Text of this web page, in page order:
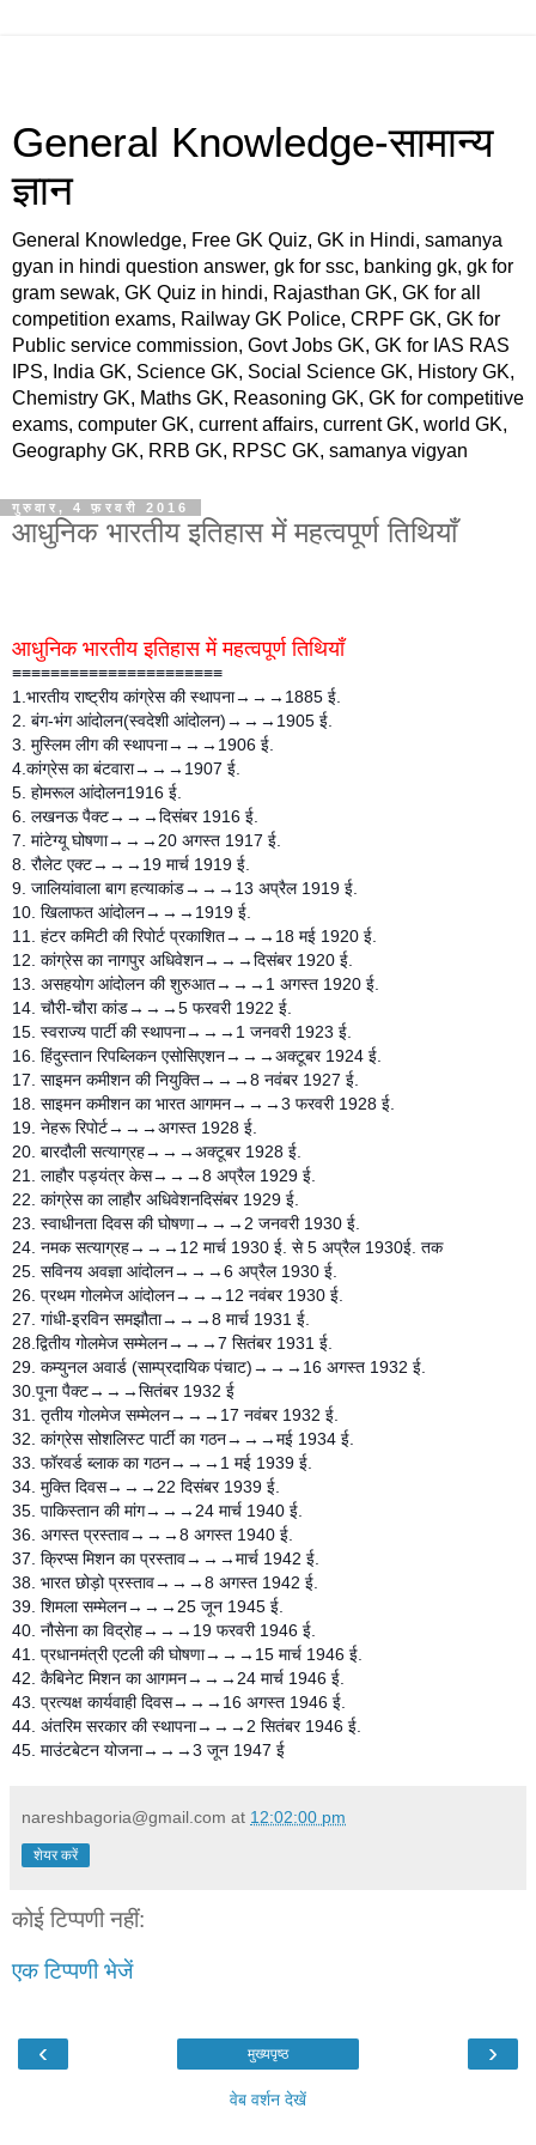
General Knowledge-सामान्य
ज्ञान
General Knowledge, Free GK Quiz, GK in Hindi, samanya
gyan in hindi question answer, gk for ssc, banking gk, gk for
gram sewak, GK Quiz in hindi, Rajasthan GK, GK for all
competition exams, Railway GK Police, CRPF GK, GK for
Public service commission, Govt Jobs GK, GK for IAS RAS
IPS, India GK, Science GK, Social Science GK, History GK,
Chemistry GK, Maths GK, Reasoning GK, GK for competitive
exams, computer GK, current affairs, current GK, world GK,
Geography GK, RRB GK, RPSC GK, samanya vigyan
गुरुवार, 4 फ़रवरी 2016
आधुनिक भारतीय इतिहास में महत्वपूर्ण तिथियाँ
आधुनिक भारतीय इतिहास में महत्वपूर्ण तिथियाँ
≡≡≡≡≡≡≡≡≡≡≡≡≡≡≡≡≡≡≡≡≡≡
1.भारतीय राष्ट्रीय कांग्रेस की स्थापना→→→1885 ई.
2. बंग-भंग आंदोलन(स्वदेशी आंदोलन)→→→1905 ई.
3. मुस्लिम लीग की स्थापना→→→1906 ई.
4.कांग्रेस का बंटवारा→→→1907 ई.
5. होमरूल आंदोलन1916 ई.
6. लखनऊ पैक्ट→→→दिसंबर 1916 ई.
7. मांटेग्यू घोषणा→→→20 अगस्त 1917 ई.
8. रौलेट एक्ट→→→19 मार्च 1919 ई.
9. जालियांवाला बाग हत्याकांड→→→13 अप्रैल 1919 ई.
10. खिलाफत आंदोलन→→→1919 ई.
11. हंटर कमिटी की रिपोर्ट प्रकाशित→→→18 मई 1920 ई.
12. कांग्रेस का नागपुर अधिवेशन→→→दिसंबर 1920 ई.
13. असहयोग आंदोलन की शुरुआत→→→1 अगस्त 1920 ई.
14. चौरी-चौरा कांड→→→5 फरवरी 1922 ई.
15. स्वराज्य पार्टी की स्थापना→→→1 जनवरी 1923 ई.
16. हिंदुस्तान रिपब्लिकन एसोसिएशन→→→अक्टूबर 1924 ई.
17. साइमन कमीशन की नियुक्ति→→→8 नवंबर 1927 ई.
18. साइमन कमीशन का भारत आगमन→→→3 फरवरी 1928 ई.
19. नेहरू रिपोर्ट→→→अगस्त 1928 ई.
20. बारदौली सत्याग्रह→→→अक्टूबर 1928 ई.
21. लाहौर पड्यंत्र केस→→→8 अप्रैल 1929 ई.
22. कांग्रेस का लाहौर अधिवेशनदिसंबर 1929 ई.
23. स्वाधीनता दिवस की घोषणा→→→2 जनवरी 1930 ई.
24. नमक सत्याग्रह→→→12 मार्च 1930 ई. से 5 अप्रैल 1930ई. तक
25. सविनय अवज्ञा आंदोलन→→→6 अप्रैल 1930 ई.
26. प्रथम गोलमेज आंदोलन→→→12 नवंबर 1930 ई.
27. गांधी-इरविन समझौता→→→8 मार्च 1931 ई.
28.द्वितीय गोलमेज सम्मेलन→→→7 सितंबर 1931 ई.
29. कम्युनल अवार्ड (साम्प्रदायिक पंचाट)→→→16 अगस्त 1932 ई.
30.पूना पैक्ट→→→सितंबर 1932 ई
31. तृतीय गोलमेज सम्मेलन→→→17 नवंबर 1932 ई.
32. कांग्रेस सोशलिस्ट पार्टी का गठन→→→मई 1934 ई.
33. फॉरवर्ड ब्लाक का गठन→→→1 मई 1939 ई.
34. मुक्ति दिवस→→→22 दिसंबर 1939 ई.
35. पाकिस्तान की मांग→→→24 मार्च 1940 ई.
36. अगस्त प्रस्ताव→→→8 अगस्त 1940 ई.
37. क्रिप्स मिशन का प्रस्ताव→→→मार्च 1942 ई.
38. भारत छोड़ो प्रस्ताव→→→8 अगस्त 1942 ई.
39. शिमला सम्मेलन→→→25 जून 1945 ई.
40. नौसेना का विद्रोह→→→19 फरवरी 1946 ई.
41. प्रधानमंत्री एटली की घोषणा→→→15 मार्च 1946 ई.
42. कैबिनेट मिशन का आगमन→→→24 मार्च 1946 ई.
43. प्रत्यक्ष कार्यवाही दिवस→→→16 अगस्त 1946 ई.
44. अंतरिम सरकार की स्थापना→→→2 सितंबर 1946 ई.
45. माउंटबेटन योजना→→→3 जून 1947 ई
nareshbagoria@gmail.com at 12:02:00 pm
शेयर करें
कोई टिप्पणी नहीं:
एक टिप्पणी भेजें
‹ ›
मुख्यपृष्ठ
वेब वर्शन देखें